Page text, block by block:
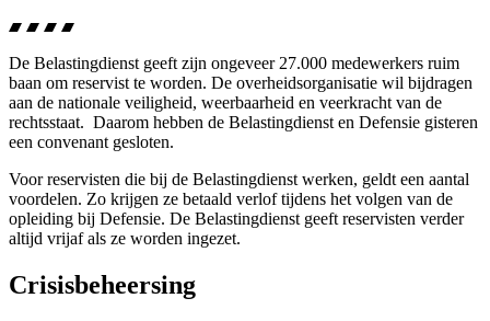
De Belastingdienst geeft zijn ongeveer 27.000 medewerkers ruim
baan om reservist te worden. De overheidsorganisatie wil bijdragen
aan de nationale veiligheid, weerbaarheid en veerkracht van de
rechtsstaat. Daarom hebben de Belastingdienst en Defensie gisteren
een convenant gesloten.
Voor reservisten die bij de Belastingdienst werken, geldt een aantal
voordelen. Zo krijgen ze betaald verlof tijdens het volgen van de
opleiding bij Defensie. De Belastingdienst geeft reservisten verder
altijd vrijaf als ze worden ingezet.
Crisisbeheersing